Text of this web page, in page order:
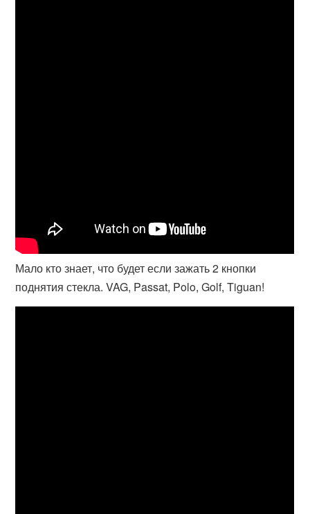
Мало кто знает, что будет если зажать 2 кнопки
поднятия стекла. VAG, Passat, Polo, Golf, Tiguan!